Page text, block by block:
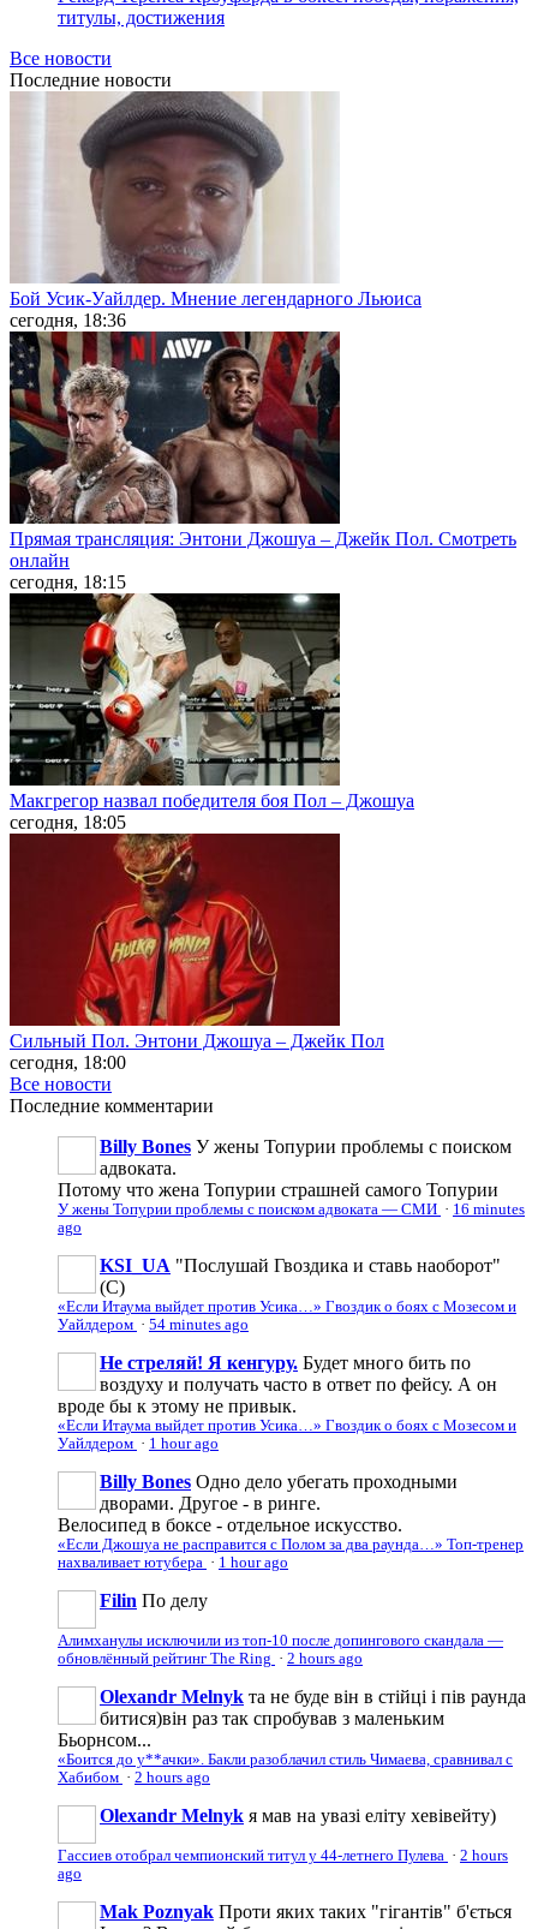
титулы, достижения
Все новости
Последние новости
Бой Усик-Уайлдер. Мнение легендарного Льюиса
сегодня, 18:36
Прямая трансляция: Энтони Джошуа – Джейк Пол. Смотреть
онлайн
сегодня, 18:15
Макгрегор назвал победителя боя Пол – Джошуа
сегодня, 18:05
Сильный Пол. Энтони Джошуа – Джейк Пол
сегодня, 18:00
Все новости
Последние комментарии
Billy Bones У жены Топурии проблемы с поиском
адвоката.
Потому что жена Топурии страшней самого Топурии
У жены Топурии проблемы с поиском адвоката — СМИ · 16 minutes
ago
KSI_UA "Послушай Гвоздика и ставь наоборот"
(С)
«Если Итаума выйдет против Усика…» Гвоздик о боях с Мозесом и
Уайлдером · 54 minutes ago
Не стреляй! Я кенгуру. Будет много бить по
воздуху и получать часто в ответ по фейсу. А он
вроде бы к этому не привык.
«Если Итаума выйдет против Усика…» Гвоздик о боях с Мозесом и
Уайлдером · 1 hour ago
Billy Bones Одно дело убегать проходными
дворами. Другое - в ринге.
Велосипед в боксе - отдельное искусство.
«Если Джошуа не расправится с Полом за два раунда…» Топ-тренер
нахваливает ютубера · 1 hour ago
Filin По делу
Алимханулы исключили из топ-10 после допингового скандала —
обновлённый рейтинг The Ring · 2 hours ago
Olexandr Melnyk та не буде він в стійці і пів раунда
битися)він раз так спробував з маленьким
Бьорнсом...
«Боится до у**ачки». Бакли разоблачил стиль Чимаева, сравнивал с
Хабибом · 2 hours ago
Olexandr Melnyk я мав на увазі еліту хевівейту)
Гассиев отобрал чемпионский титул у 44-летнего Пулева · 2 hours
ago
Mak Poznyak Проти яких таких "гігантів" б'ється